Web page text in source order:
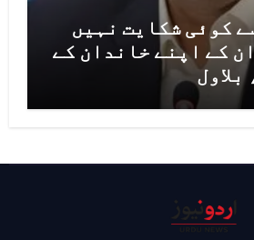
کوئی شکایت نہیں
کے اپنے خاندان کے